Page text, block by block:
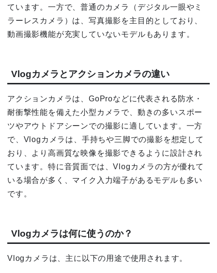
ています。一方で、普通のカメラ（デジタル一眼やミ
ラーレスカメラ）は、写真撮影を主目的としており、
動画撮影機能が充実していないモデルもあります。
Vlogカメラとアクションカメラの違い
アクションカメラは、GoProなどに代表される防水・
耐衝撃性能を備えた小型カメラで、動きの多いスポー
ツやアウトドアシーンでの撮影に適しています。一方
で、Vlogカメラは、手持ちや三脚での撮影を想定して
おり、より高画質な映像を撮影できるように設計され
ています。特に音質面では、Vlogカメラの方が優れて
いる場合が多く、マイク入力端子があるモデルも多い
です。
Vlogカメラは何に使うのか？
Vlogカメラは、主に以下の用途で使用されます。